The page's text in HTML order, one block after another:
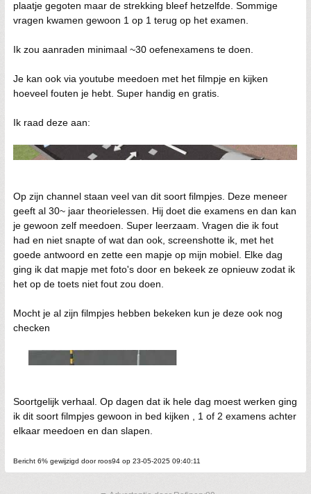
plaatje gegoten maar de strekking bleef hetzelfde. Sommige
vragen kwamen gewoon 1 op 1 terug op het examen.
Ik zou aanraden minimaal ~30 oefenexamens te doen.
Je kan ook via youtube meedoen met het filmpje en kijken
hoeveel fouten je hebt. Super handig en gratis.
Ik raad deze aan:
Op zijn channel staan veel van dit soort filmpjes. Deze meneer
geeft al 30~ jaar theorielessen. Hij doet die examens en dan kan
je gewoon zelf meedoen. Super leerzaam. Vragen die ik fout
had en niet snapte of wat dan ook, screenshotte ik, met het
goede antwoord en zette een mapje op mijn mobiel. Elke dag
ging ik dat mapje met foto's door en bekeek ze opnieuw zodat ik
het op de toets niet fout zou doen.
Mocht je al zijn filmpjes hebben bekeken kun je deze ook nog
checken
Soortgelijk verhaal. Op dagen dat ik hele dag moest werken ging
ik dit soort filmpjes gewoon in bed kijken , 1 of 2 examens achter
elkaar meedoen en dan slapen.
Bericht 6% gewijzigd door roos94 op 23-05-2025 09:40:11